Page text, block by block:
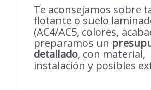
Te aconsejamos sobre
flotante o suelo
(AC4/AC5, colores,
preparamos un
detallado, con material,
instalación y posibles